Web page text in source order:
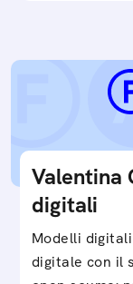
Valentina
digitali
Modelli
digitale con il